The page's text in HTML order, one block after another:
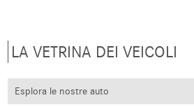
LA VETRINA DEI VEICOLI
Esplora le nostre auto